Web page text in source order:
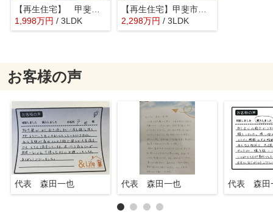
【再生住宅】 甲斐市西八幡
1,998万円 / 3LDK
【再生住宅】甲斐市竜王
2,298万円 / 3LDK
お客様の声
代表 森田一也 代表 森田一也 代表 森田